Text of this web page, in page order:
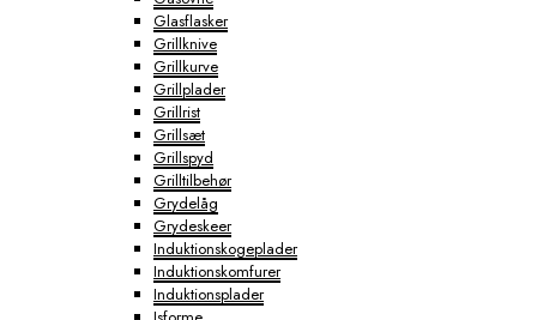
Glasflasker
Grillknive
Grillkurve
Grillplader
Grillrist
Grillsæt
Grillspyd
Grilltilbehør
Grydelåg
Grydeskeer
Induktionskogeplader
Induktionskomfurer
Induktionsplader